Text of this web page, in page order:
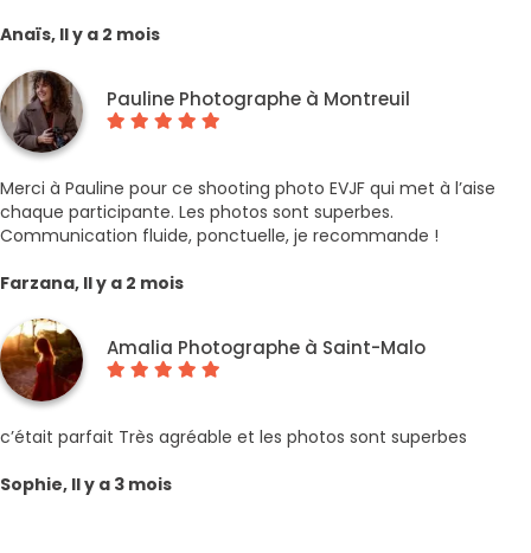
Anaïs, Il y a 2 mois
Pauline Photographe à Montreuil
Merci à Pauline pour ce shooting photo EVJF qui met à l’aise
chaque participante. Les photos sont superbes.
Communication fluide, ponctuelle, je recommande !
Farzana, Il y a 2 mois
Amalia Photographe à Saint-Malo
c’était parfait Très agréable et les photos sont superbes
Sophie, Il y a 3 mois